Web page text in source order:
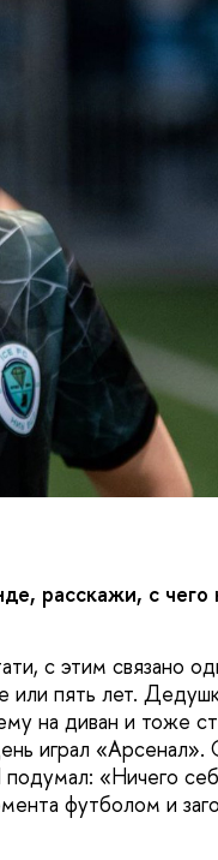
расскажи, с чего
с этим связано
пять лет.
на диван и тоже
играл
«Ничего
футболом и